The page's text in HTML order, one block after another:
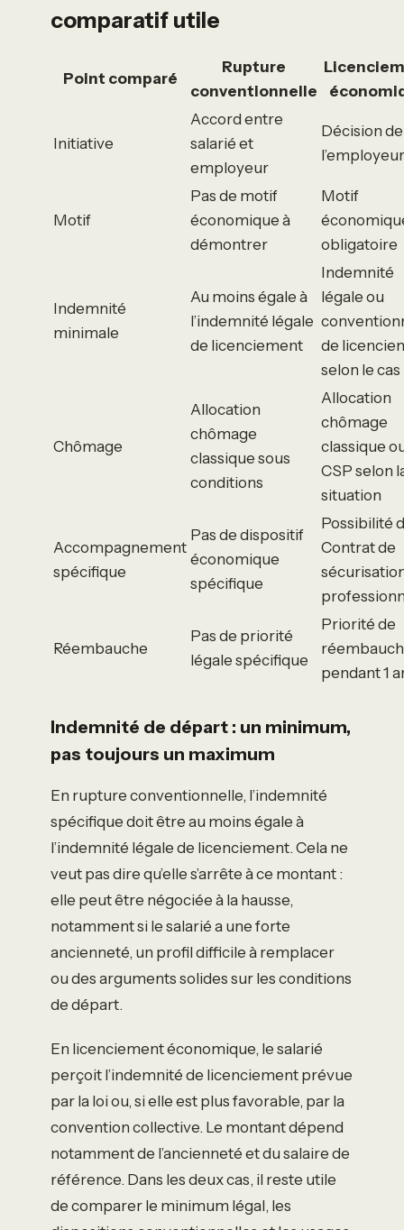
comparatif utile
Point comparé
Rupture
conventionnelle
Initiative
Accord entre
salarié et
employeur
Décision de
l’employeur
Motif
Pas de motif
économique à
démontrer
Motif
obligatoire
Indemnité
minimale
Au moins égale à
l’indemnité légale
de licenciement
Indemnité
légale ou
de
selon le cas
Chômage
Allocation
chômage
classique sous
conditions
Allocation
chômage
classique
CSP selon
situation
Accompagnement
spécifique
Pas de dispositif
économique
spécifique
Possibilité
Contrat de
Réembauche
Pas de priorité
légale spécifique
Priorité de
pendant 1
Indemnité de départ : un minimum,
pas toujours un maximum
En rupture conventionnelle, l’indemnité
spécifique doit être au moins égale à
l’indemnité légale de licenciement. Cela ne
veut pas dire qu’elle s’arrête à ce montant :
elle peut être négociée à la hausse,
notamment si le salarié a une forte
ancienneté, un profil difficile à remplacer
ou des arguments solides sur les conditions
de départ.
En licenciement économique, le salarié
perçoit l’indemnité de licenciement prévue
par la loi ou, si elle est plus favorable, par la
convention collective. Le montant dépend
notamment de l’ancienneté et du salaire de
référence. Dans les deux cas, il reste utile
de comparer le minimum légal, les